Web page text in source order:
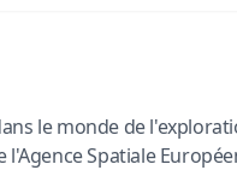
le monde de
Spatiale